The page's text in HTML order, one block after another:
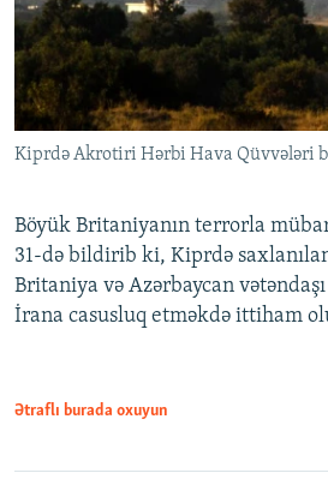
Kiprdə Akrotiri Hərbi Hava Qüvvələri
Böyük Britaniyanın terrorla
31-də bildirib ki, Kiprdə
Britaniya və Azərbaycan vətəndaşı
İrana casusluq etməkdə ittiham
Ətraflı burada oxuyun